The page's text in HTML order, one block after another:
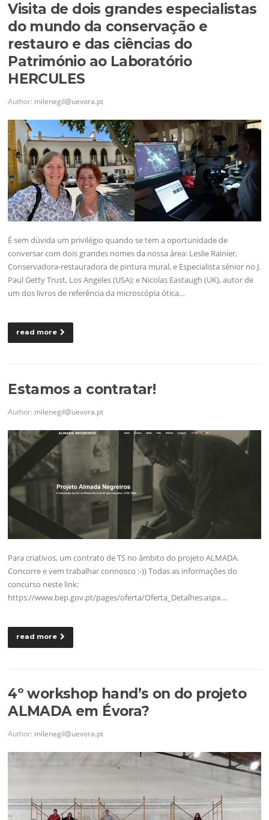
Visita de dois grandes especialistas
do mundo da conservação e
restauro e das ciências do
Património ao Laboratório
HERCULES
Author: milenegil@uevora.pt
É sem dúvida um privilégio quando se tem a oportunidade de
conversar com dois grandes nomes da nossa área: Leslie Rainier,
Conservadora-restauradora de pintura mural, e Especialista sénior no J.
Paul Getty Trust, Los Angeles (USA); e Nicolas Eastaugh (UK), autor de
um dos livros de referência da microscópia ótica…
read more
Estamos a contratar!
Author: milenegil@uevora.pt
Para criativos, um contrato de TS no âmbito do projeto ALMADA.
Concorre e vem trabalhar connosco :-)) Todas as informações do
concurso neste link:
https://www.bep.gov.pt/pages/oferta/Oferta_Detalhes.aspx…
read more
4º workshop hand’s on do projeto
ALMADA em Évora?
Author: milenegil@uevora.pt